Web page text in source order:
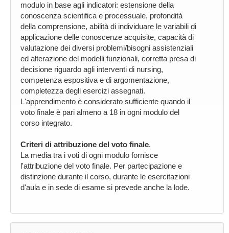
modulo in base agli indicatori: estensione della
conoscenza scientifica e processuale, profondità
della comprensione, abilità di individuare le variabili di
applicazione delle conoscenze acquisite, capacità di
valutazione dei diversi problemi/bisogni assistenziali
ed alterazione del modelli funzionali, corretta presa di
decisione riguardo agli interventi di nursing,
competenza espositiva e di argomentazione,
completezza degli esercizi assegnati.
L'apprendimento è considerato sufficiente quando il
voto finale è pari almeno a 18 in ogni modulo del
corso integrato.
Criteri di attribuzione del voto finale.
La media tra i voti di ogni modulo fornisce
l'attribuzione del voto finale. Per partecipazione e
distinzione durante il corso, durante le esercitazioni
d'aula e in sede di esame si prevede anche la lode.